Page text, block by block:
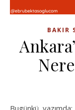
BAKIR
Bugünkü yazımda; sizinle saç boyalarımı nereden aldığımı